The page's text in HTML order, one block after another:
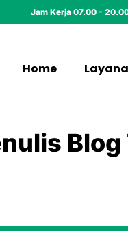
Jam Kerja 07.00 -
Home
Blog